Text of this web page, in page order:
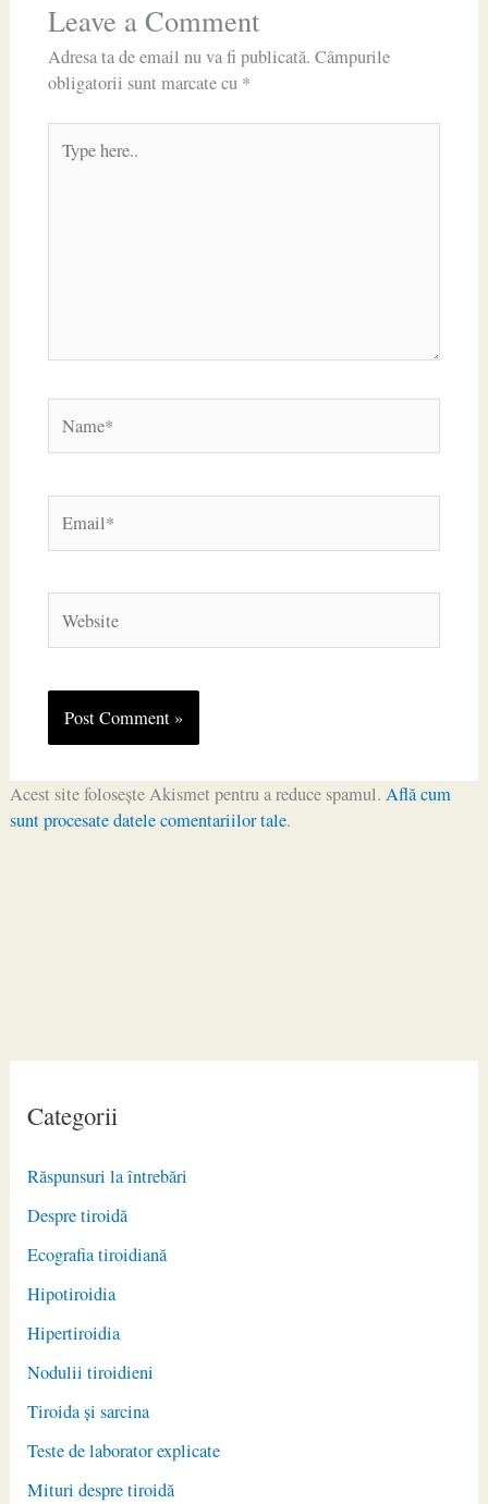
Categorii
Răspunsuri la întrebări
Despre tiroidă
Ecografia tiroidiană
Hipotiroidia
Hipertiroidia
Nodulii tiroidieni
Tiroida și sarcina
Teste de laborator explicate
Mituri despre tiroidă
Leave a Comment
Adresa ta de email nu va fi publicată. Câmpurile
obligatorii sunt marcate cu *
here..
Acest site folosește Akismet pentru a reduce spamul. Află cum
sunt procesate datele comentariilor tale.